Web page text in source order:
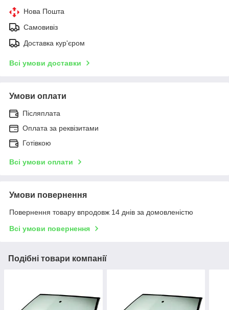
Нова Пошта
Самовивіз
Доставка кур'єром
Всі умови доставки
Умови оплати
Післяплата
Оплата за реквізитами
Готівкою
Всі умови оплати
Умови повернення
Повернення товару впродовж 14 днів за домовленістю
Всі умови повернення
Подібні товари компанії